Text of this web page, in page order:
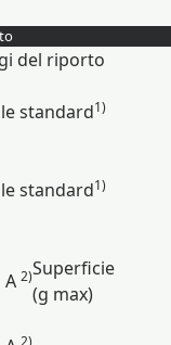
del riporto
standard1)
standard1)
A 2)Superficie
(g max)
2)